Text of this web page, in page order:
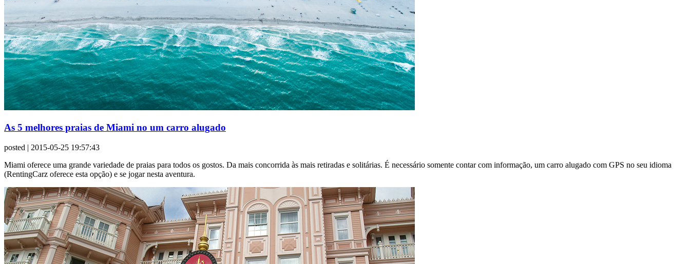
As 5 melhores praias de Miami no um carro alugado
posted | 2015-05-25 19:57:43
Miami oferece uma grande variedade de praias para todos os gostos. Da mais concorrida às mais retiradas e solitárias. É necessário somente contar com informação, um carro alugado com GPS no seu idioma
(RentingCarz oferece esta opção) e se jogar nesta aventura.